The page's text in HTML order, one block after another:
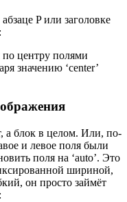
P или заголовке
центру полями
значению ‘center’
а блок в целом. Или, по-
и левое поля были
поля на ‘auto’. Это
шириной,
он просто займёт